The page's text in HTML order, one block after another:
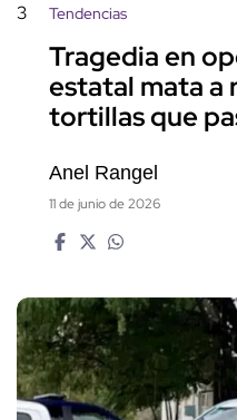
3 Tendencias
Tragedia en
estatal mata a
tortillas que
Anel Rangel
11 de junio de 2026